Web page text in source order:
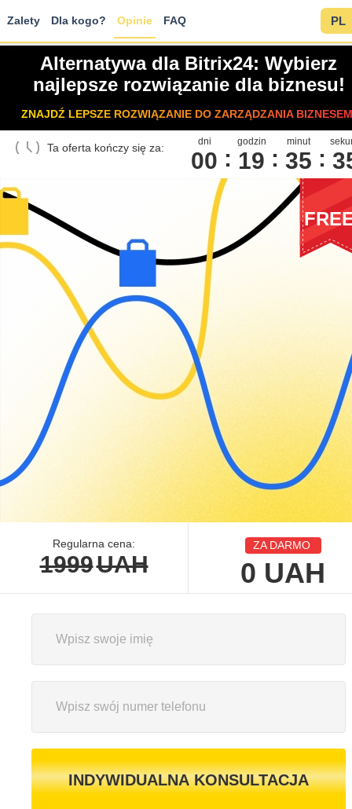
Zalety Dla kogo? Opinie FAQ PL
Alternatywa dla Bitrix24: Wybierz
najlepsze rozwiązanie dla biznesu!
ZNAJDŹ LEPSZE ROZWIĄZANIE DO ZARZĄDZANIA
Ta oferta kończy się za: dni
00
godzin
19
minut
35 3
Regularna cena:
1999UAH
ZA DARMO
0 UAH
INDYWIDUALNA KONSULTACJA